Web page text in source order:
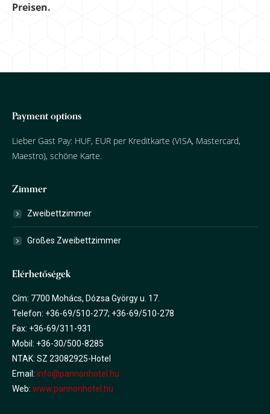
Preisen.
Payment options
Lieber Gast Pay: HUF, EUR per Kreditkarte (VISA, Mastercard,
Maestro), schöne Karte.
Zimmer
Zweibettzimmer
Großes Zweibettzimmer
Elérhetőségek
Cím: 7700 Mohács, Dózsa György u. 17.
Telefon: +36-69/510-277; +36-69/510-278
Fax: +36-69/311-931
Mobil: +36-30/500-8285
NTAK: SZ 23082925-Hotel
Email: info@pannonhotel.hu
Web: www.pannonhotel.hu